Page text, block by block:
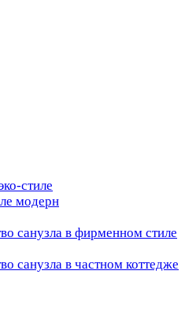
стиле
модерн
санузла в фирменном стиле
санузла в частном коттедже